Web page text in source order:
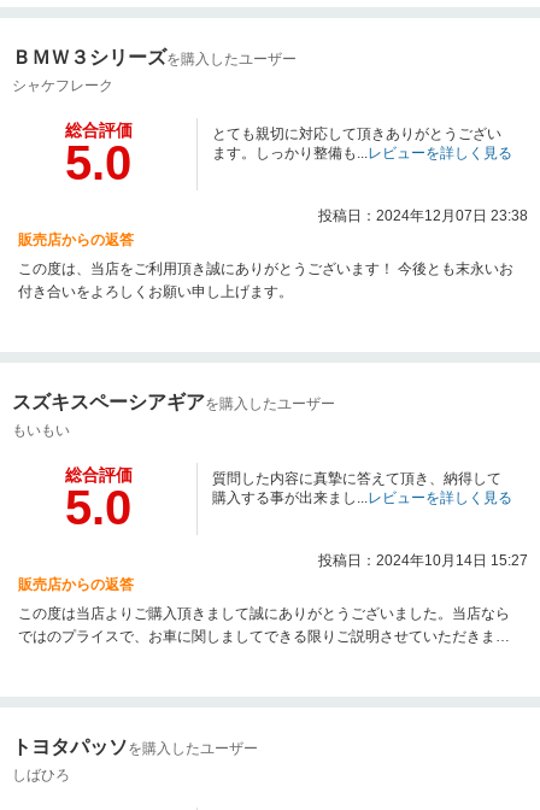
ＢＭＷ３シリーズを購入したユーザー
シャケフレーク
総合評価
5.0
とても親切に対応して頂きありがとうござい
ます。しっかり整備も...レビューを詳しく見る
投稿日：2024年12月07日 23:38
販売店からの返答
この度は、当店をご利用頂き誠にありがとうございます！ 今後とも末永いお
付き合いをよろしくお願い申し上げます。
スズキスペーシアギアを購入したユーザー
もいもい
総合評価
5.0
質問した内容に真摯に答えて頂き、納得して
購入する事が出来まし...レビューを詳しく見る
投稿日：2024年10月14日 15:27
販売店からの返答
この度は当店よりご購入頂きまして誠にありがとうございました。当店なら
ではのプライスで、お車に関しましてできる限りご説明させていただきまし
トヨタパッソを購入したユーザー
しばひろ